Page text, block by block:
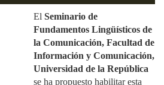
El Seminario de
Fundamentos Lingüísticos de
la Comunicación, Facultad de
Información y Comunicación,
Universidad de la República
se ha propuesto habilitar esta